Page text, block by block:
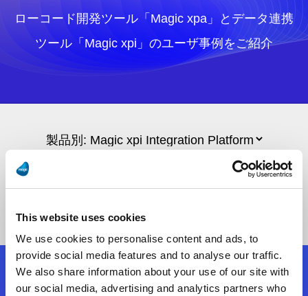
This website uses cookies
We use cookies to personalise content and ads, to
provide social media features and to analyse our traffic.
We also share information about your use of our site with
our social media, advertising and analytics partners who
ローコード開発ツール「Magic xpa」とデータ連携
ツール「Magic xpi」のユーザ事例をご紹介
フォローする